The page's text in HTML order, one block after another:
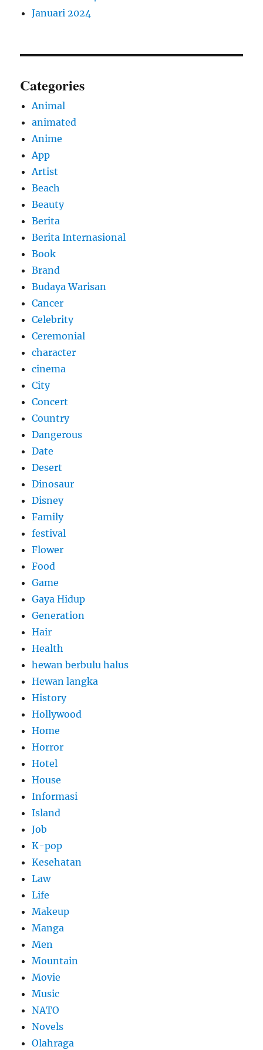
Januari 2024
Categories
Animal
animated
Anime
App
Artist
Beach
Beauty
Berita
Berita Internasional
Book
Brand
Budaya Warisan
Cancer
Celebrity
Ceremonial
character
cinema
City
Concert
Country
Dangerous
Date
Desert
Dinosaur
Disney
Family
festival
Flower
Food
Game
Gaya Hidup
Generation
Hair
Health
hewan berbulu halus
Hewan langka
History
Hollywood
Home
Horror
Hotel
House
Informasi
Island
Job
K-pop
Kesehatan
Law
Life
Makeup
Manga
Men
Mountain
Movie
Music
NATO
Novels
Olahraga